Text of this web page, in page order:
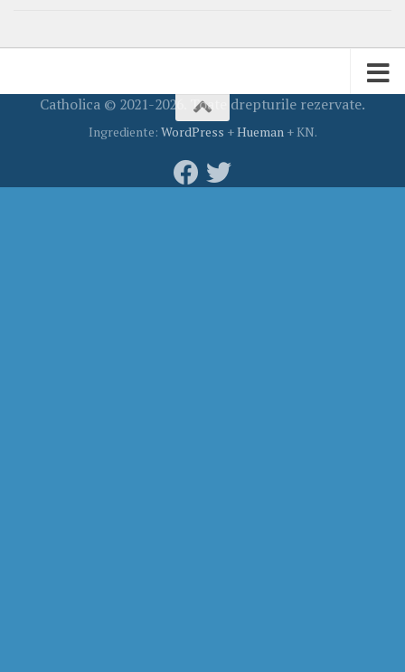
Catholica © 2021-2026. Toate drepturile rezervate.
Ingrediente: WordPress +Hueman + KN.